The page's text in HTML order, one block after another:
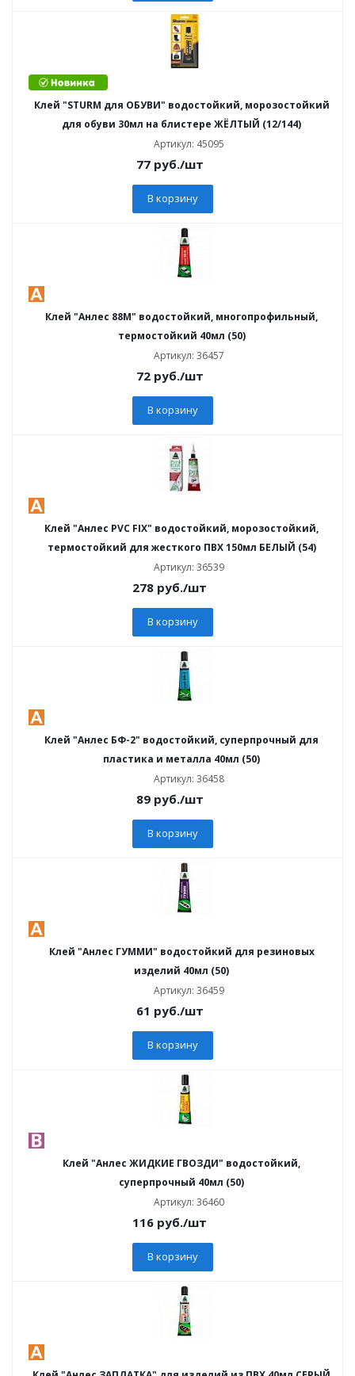
Клей "STURM для ОБУВИ" водостойкий, морозостойкий
для обуви 30мл на блистере ЖЁЛТЫЙ (12/144)
Артикул: 45095
77руб./шт
В корзину
Клей "Анлес 88М" водостойкий, многопрофильный,
термостойкий 40мл (50)
Артикул: 36457
72руб./шт
В корзину
Клей "Анлес PVC FIX" водостойкий, морозостойкий,
термостойкий для жесткого ПВХ 150мл БЕЛЫЙ (54)
Артикул: 36539
278 руб./шт
В корзину
Клей "Анлес БФ-2" водостойкий, суперпрочный для
пластика и металла 40мл (50)
Артикул: 36458
89руб./шт
В корзину
Клей "Анлес ГУММИ" водостойкий для резиновых
изделий 40мл (50)
Артикул: 36459
61 руб./шт
В корзину
Клей "Анлес ЖИДКИЕ ГВОЗДИ" водостойкий,
суперпрочный 40мл (50)
Артикул: 36460
116 руб./шт
В корзину